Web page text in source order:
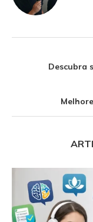
Descubra